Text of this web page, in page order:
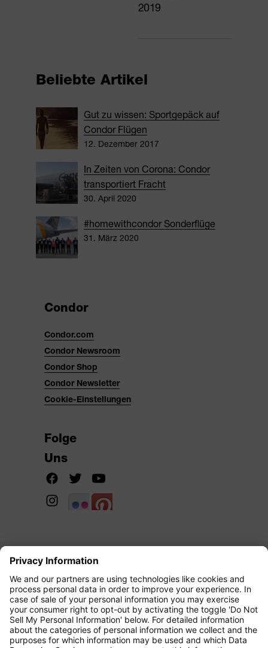
2019
Beliebte Artikel
Gut zu wissen: Sportgepäck auf
Condor Flügen
12. Dezember 2017
In Zeiten von Corona: Condor
transportiert Fracht
30. April 2020
#homewithcondor Sonderflüge
31. März 2020
Condor
Condor.com
Condor Newsroom
Condor Shop
Condor Newsletter
Cookie-Einstellungen
Folge
Uns
Copyright 2026 Condor Blog All Right
Reserved.
Über den Condor Blog